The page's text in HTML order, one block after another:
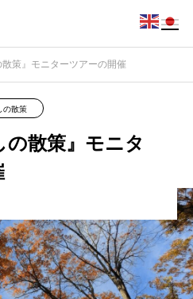
策』モニターツアーの開催
の散策
の散策』モニタ